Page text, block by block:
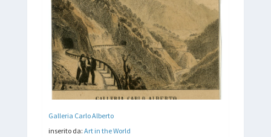
Galleria Carlo Alberto
inserito da: Art in the World